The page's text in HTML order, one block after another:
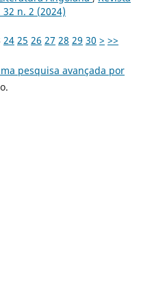
n. 2 (2024)
24 25 26 27 28 29 30 > >>
pesquisa avançada por